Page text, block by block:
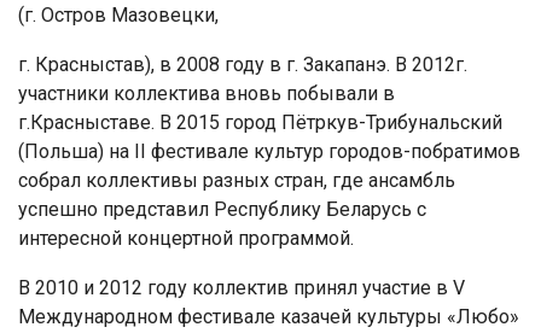
(г. Остров Мазовецки,
г. Красныстав), в 2008 году в г. Закапанэ. В 2012г.
участники коллектива вновь побывали в
г.Красныставе. В 2015 город Пётркув-Трибунальский
(Польша) на II фестивале культур городов-побратимов
собрал коллективы разных стран, где ансамбль
успешно представил Республику Беларусь с
интересной концертной программой.
В 2010 и 2012 году коллектив принял участие в V
Международном фестивале казачей культуры «Любо»